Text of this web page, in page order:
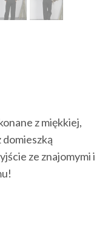
zł.
z miękkiej,
ze znajomymi i